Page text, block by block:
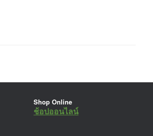
Shop Online
ช้อปออนไลน์